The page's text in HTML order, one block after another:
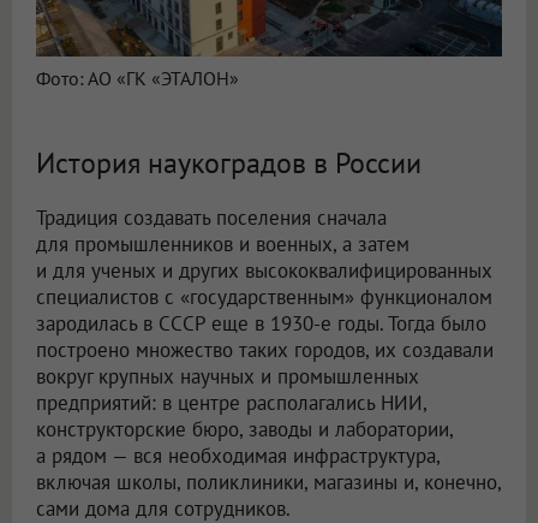
Фото: АО «ГК «ЭТАЛОН»
История наукоградов в России
Традиция создавать поселения сначала
для промышленников и военных, а затем
и для ученых и других высококвалифицированных
специалистов с «государственным» функционалом
зародилась в СССР еще в 1930-е годы. Тогда было
построено множество таких городов, их создавали
вокруг крупных научных и промышленных
предприятий: в центре располагались НИИ,
конструкторские бюро, заводы и лаборатории,
а рядом — вся необходимая инфраструктура,
включая школы, поликлиники, магазины и, конечно,
сами дома для сотрудников.